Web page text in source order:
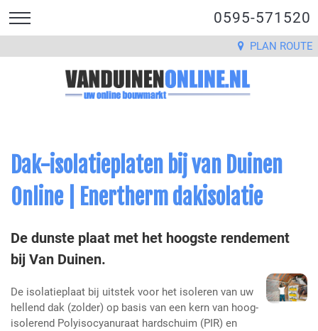
0595-571520
PLAN ROUTE
Dak-isolatieplaten bij van Duinen
Online | Enertherm dakisolatie
De dunste plaat met het hoogste rendement
bij Van Duinen.
De isolatieplaat bij uitstek voor het isoleren van uw
hellend dak (zolder) op basis van een kern van hoog-
isolerend Polyisocyanuraat hardschuim (PIR) en